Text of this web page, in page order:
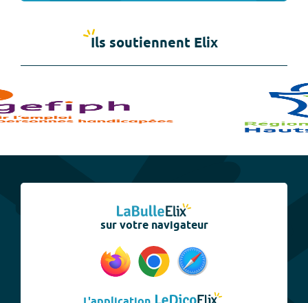
Ils soutiennent Elix
sur votre navigateur